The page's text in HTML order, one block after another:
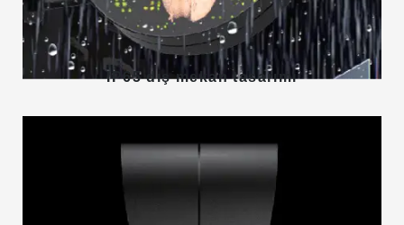
IP65 dış mekan tasarımı